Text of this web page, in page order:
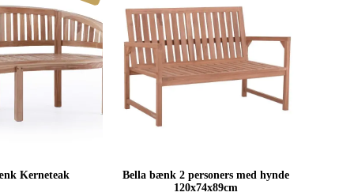
Kerneteak
Bella bænk 2 personers med hynde
120x74x89cm